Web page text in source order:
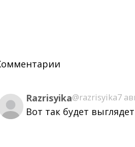
Razrisyika@razrisyika7
Вот так будет